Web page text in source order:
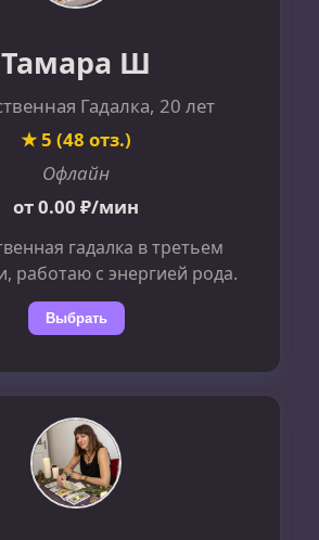
Тамара Ш
Гадалка, 20 лет
★ 5 (48 отз.)
Офлайн
от 0.00 ₽/мин
гадалка в третьем
работаю с энергией рода.
Выбрать